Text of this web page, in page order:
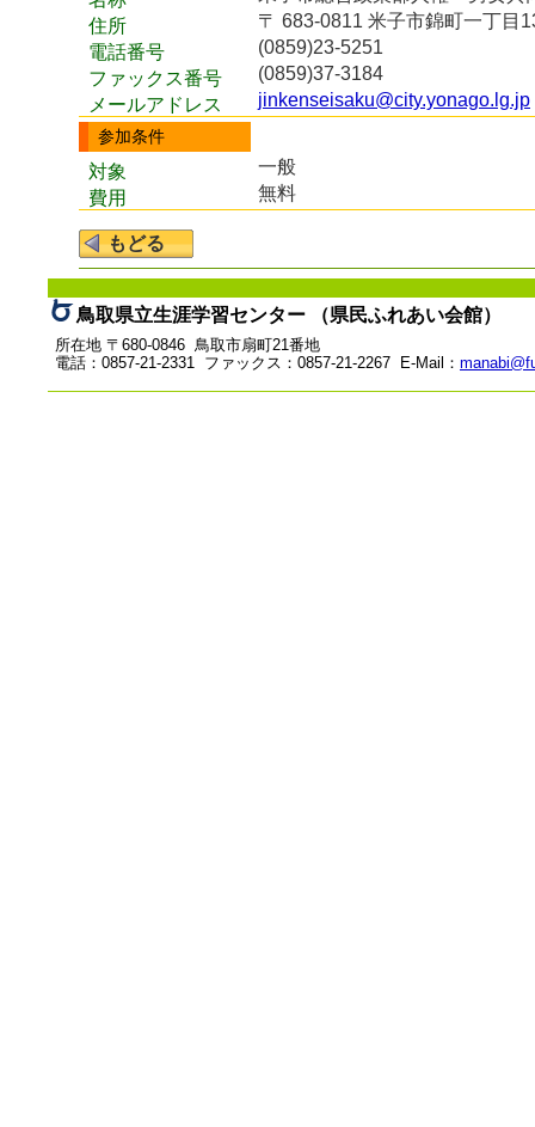
住所
〒 683-0811 米子市錦町一丁目
電話番号
(0859)23-5251
ファックス番号
(0859)37-3184
メールアドレス
jinkenseisaku@city.yonago.lg.jp
参加条件
対象
一般
費用
無料
鳥取県立生涯学習センター （県民ふれあい会館）
所在地 〒680-0846 鳥取市扇町21番地
電話：0857-21-2331 ファックス：0857-21-2267 E-Mail：